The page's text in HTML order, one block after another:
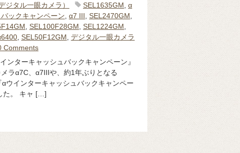
ジタル一眼カメラ） SEL1635GM α
ックキャンペーン α7 III SEL2470GM
SEL100F28GM SEL1224GM
, SEL50F12GM デジタル一眼カメラ
Comments
ンターキャッシュバックキャンペーン』
ラα7C、α7IIIや、約1年ぶりとなる
ウインターキャッシュバックキャンペー
た。 キャ […]